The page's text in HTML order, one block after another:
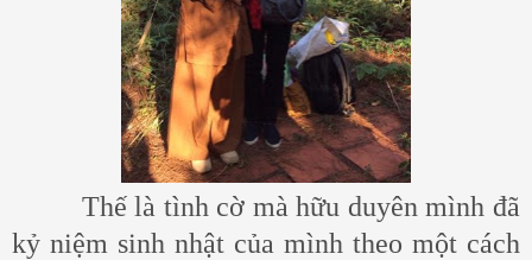
Thế là tình cờ mà hữu duyên mình đã
kỷ niệm sinh nhật của mình theo một cách